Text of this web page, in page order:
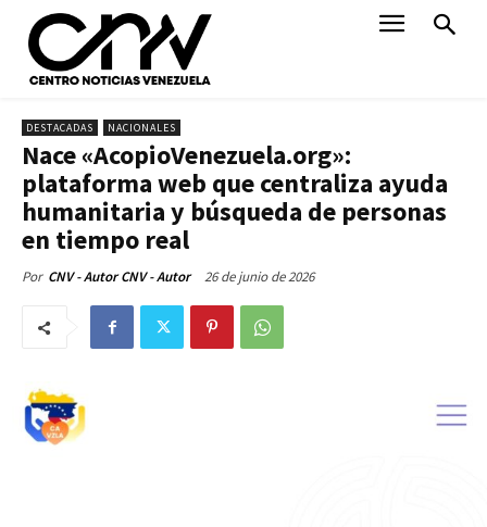
DESTACADAS NACIONALES
Nace «AcopioVenezuela.org»:
plataforma web que centraliza ayuda
humanitaria y búsqueda de personas
en tiempo real
Por CNV - Autor CNV - Autor 26 de junio de 2026